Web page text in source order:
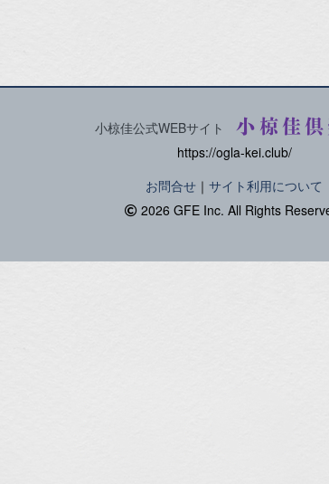
小椋佳公式WEBサイト 小椋佳倶
https://ogla-kei.club/
お問合せ ｜ サイト利用について
2026 GFE Inc. All Rights